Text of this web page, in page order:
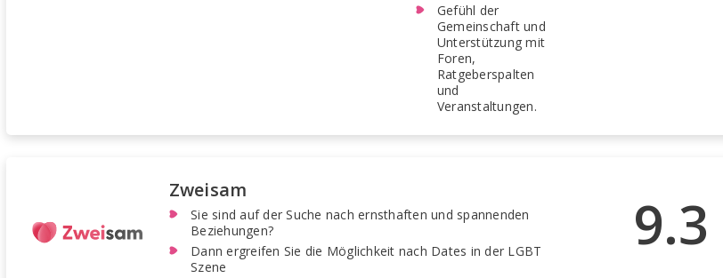
Gefühl der
Gemeinschaft und
Unterstützung mit
Foren,
Ratgeberspalten
und
Veranstaltungen.
9.3
Zweisam
Sie sind auf der Suche nach ernsthaften und spannenden
Beziehungen?
Dann ergreifen Sie die Möglichkeit nach Dates in der LGBT
Szene